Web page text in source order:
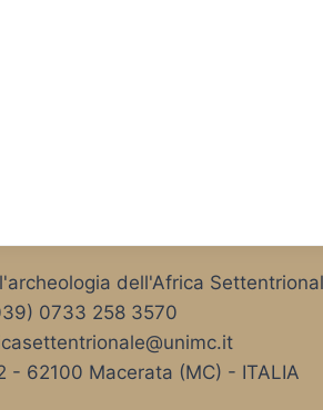
dell'Africa
0733 258 3570
- 62100 Macerata (MC) - ITALIA